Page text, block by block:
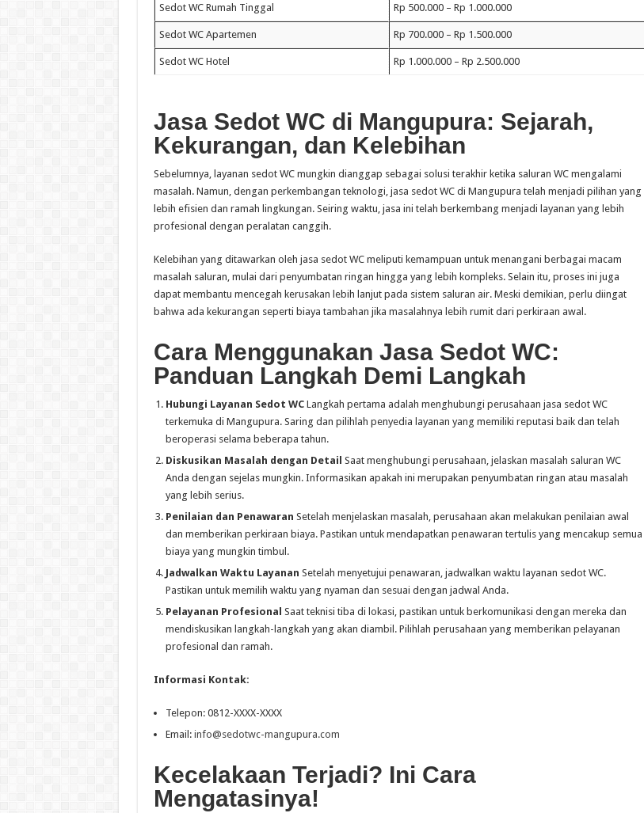
Sedot WC Rumah Tinggal Rp 500.000 – Rp 1.000.000
Sedot WC Apartemen Rp 700.000 – Rp 1.500.000
Sedot WC Hotel Rp 1.000.000 – Rp 2.500.000
Jasa Sedot WC di Mangupura: Sejarah,
Kekurangan, dan Kelebihan
Sebelumnya, layanan sedot WC mungkin dianggap sebagai solusi terakhir ketika saluran WC mengalami
masalah. Namun, dengan perkembangan teknologi, jasa sedot WC di Mangupura telah menjadi pilihan yang
lebih efisien dan ramah lingkungan. Seiring waktu, jasa ini telah berkembang menjadi layanan yang lebih
profesional dengan peralatan canggih.
Kelebihan yang ditawarkan oleh jasa sedot WC meliputi kemampuan untuk menangani berbagai macam
masalah saluran, mulai dari penyumbatan ringan hingga yang lebih kompleks. Selain itu, proses ini juga
dapat membantu mencegah kerusakan lebih lanjut pada sistem saluran air. Meski demikian, perlu diingat
bahwa ada kekurangan seperti biaya tambahan jika masalahnya lebih rumit dari perkiraan awal.
Cara Menggunakan Jasa Sedot WC:
Panduan Langkah Demi Langkah
Hubungi Layanan Sedot WCLangkah pertama adalah menghubungi perusahaan jasa sedot WC
terkemuka di Mangupura. Saring dan pilihlah penyedia layanan yang memiliki reputasi baik dan telah
beroperasi selama beberapa tahun.
Diskusikan Masalah dengan Detail Saat menghubungi perusahaan, jelaskan masalah saluran WC
Anda dengan sejelas mungkin. Informasikan apakah ini merupakan penyumbatan ringan atau masalah
yang lebih serius.
Penilaian dan Penawaran Setelah menjelaskan masalah, perusahaan akan melakukan penilaian awal
dan memberikan perkiraan biaya. Pastikan untuk mendapatkan penawaran tertulis yang mencakup semua
biaya yang mungkin timbul.
Jadwalkan Waktu Layanan Setelah menyetujui penawaran, jadwalkan waktu layanan sedot WC.
Pastikan untuk memilih waktu yang nyaman dan sesuai dengan jadwal Anda.
Pelayanan Profesional Saat teknisi tiba di lokasi, pastikan untuk berkomunikasi dengan mereka dan
mendiskusikan langkah-langkah yang akan diambil. Pilihlah perusahaan yang memberikan pelayanan
profesional dan ramah.
Informasi Kontak:
Telepon: 0812-XXXX-XXXX
Email: info@sedotwc-mangupura.com
Kecelakaan Terjadi? Ini Cara
Mengatasinya!